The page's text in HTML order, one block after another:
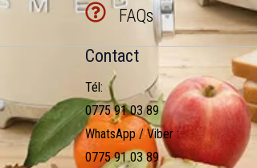
FAQs
Contact
Tél:
0775 91 03 89
WhatsApp / Viber :
0775 91 03 89